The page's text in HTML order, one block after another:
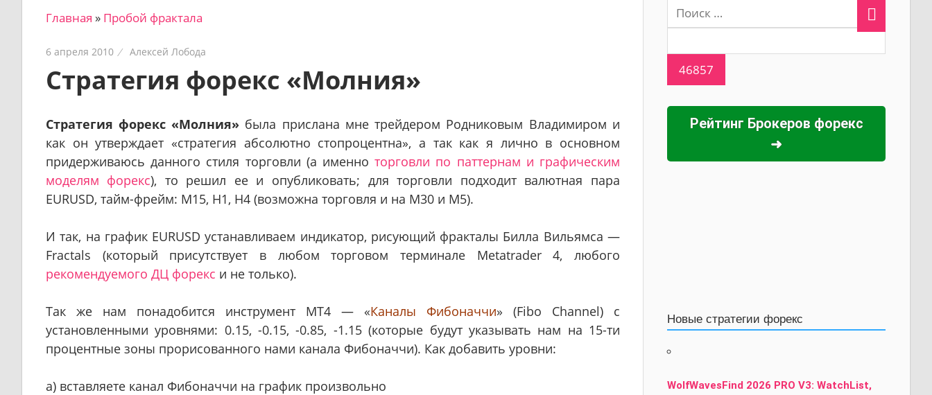
рынках:
сигналы,
новости…
Главная » Пробой фрактала
6 апреля 2010 Алексей Лобода
Стратегия форекс «Молния»
Стратегия форекс «Молния» была прислана мне трейдером Родниковым Владимиром и
как он утверждает «стратегия абсолютно стопроцентна», а так как я лично в основном
придерживаюсь данного стиля торговли (а именно торговли по паттернам и графическим
моделям форекс), то решил ее и опубликовать; для торговли подходит валютная пара
EURUSD, тайм-фрейм: M15, H1, H4 (возможна торговля и на M30 и M5).
И так, на график EURUSD устанавливаем индикатор, рисующий фракталы Билла Вильямса —
Fractals (который присутствует в любом торговом терминале Metatrader 4, любого
рекомендуемого ДЦ форекс и не только).
Так же нам понадобится инструмент MT4 — «Каналы Фибоначчи» (Fibo Channel) с
установленными уровнями: 0.15, -0.15, -0.85, -1.15 (которые будут указывать нам на 15-ти
процентные зоны прорисованного нами канала Фибоначчи). Как добавить уровни:
a) вставляете канал Фибоначчи на график произвольно
Рейтинг Брокеров форекс
➜
Новые стратегии форекс
WolfWavesFind 2026 PRO V3: WatchList,